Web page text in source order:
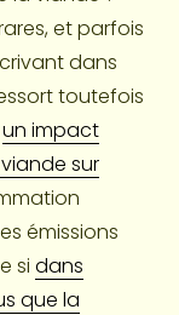
et parfois
dans
toutefois
un impact
sur
émissions
si dans
que la